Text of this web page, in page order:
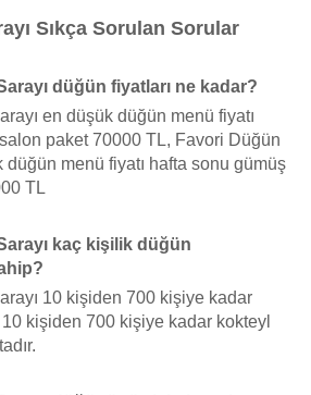
Sıkça Sorulan Sorular
düğün fiyatları ne kadar?
en düşük düğün menü fiyatı
paket 70000 TL, Favori Düğün
düğün menü fiyatı hafta sonu gümüş
TL
kaç kişilik düğün
10 kişiden 700 kişiye kadar
kişiden 700 kişiye kadar kokteyl